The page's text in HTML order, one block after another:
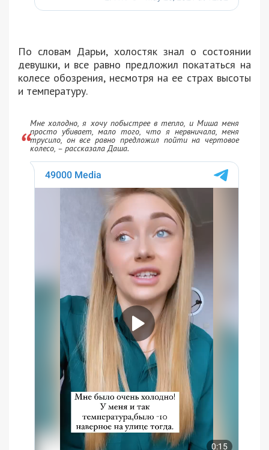
По словам Дарьи, холостяк знал о состоянии
девушки, и все равно предложил покататься на
колесе обозрения, несмотря на ее страх высоты
и температуру.
Мне холодно, я хочу побыстрее в тепло, и Миша меня
просто убивает, мало того, что я нервничала, меня
трусило, он все равно предложил пойти на чертовое
колесо, – рассказала Даша.